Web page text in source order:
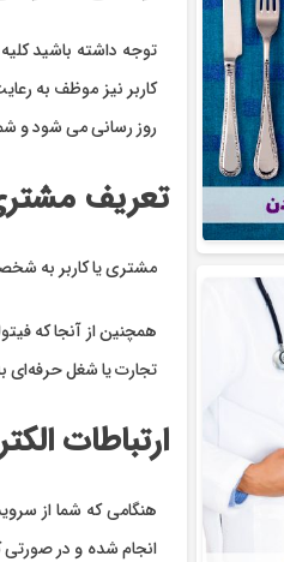
توجه داشته باشید
کاربر نیز موظف به
روز رسانی می شود و
تعریف مشتری
مشتری یا کاربر به
همچنین از آنجا که
تجارت یا شغل حرفه‌ای
ارتباطات
هنگامی که شما از
انجام شده و در صورتی